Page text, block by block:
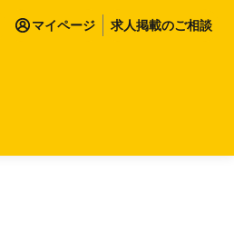
マイページ 求人掲載のご相談